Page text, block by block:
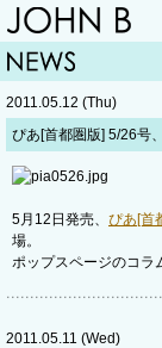
HOME
LIVE INFO
2011.05.12 (Thu)
ぴあ[首都圏版] 5/26号
5月12日発売、 ぴあ[首
場。
ポップスページのコラ
2011.05.11 (Wed)